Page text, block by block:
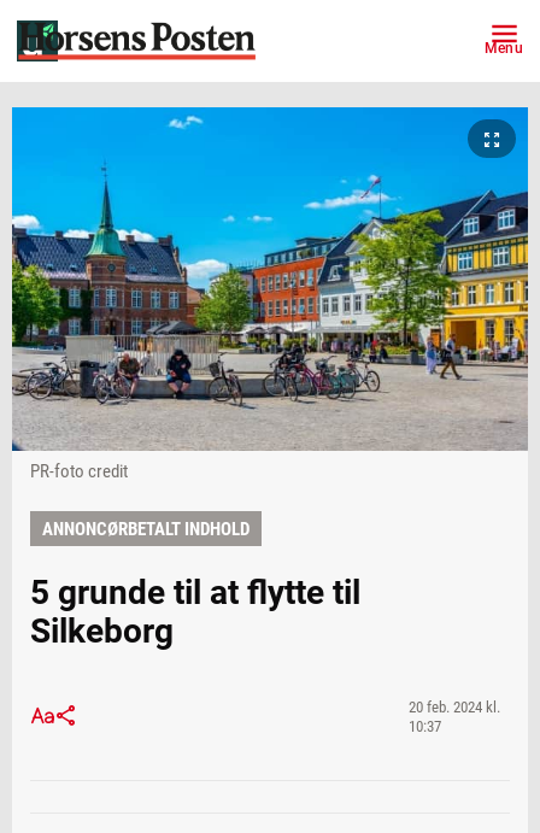
Menu
PR-foto credit
ANNONCØRBETALT INDHOLD
5 grunde til at flytte til
Silkeborg
20 feb. 2024 kl.
10:37